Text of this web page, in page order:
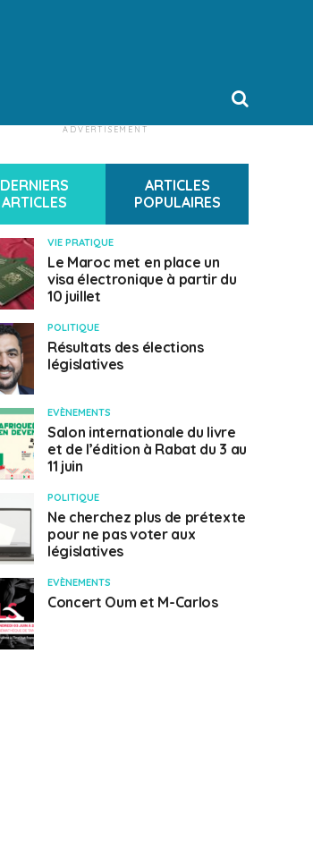
ADVERTISEMENT
DERNIERS
ARTICLES
ARTICLES
POPULAIRES
VIE PRATIQUE
Le Maroc met en place un
visa électronique à partir du
10 juillet
POLITIQUE
Résultats des élections
législatives
EVÈNEMENTS
Salon internationale du livre
et de l’édition à Rabat du 3 au
11 juin
POLITIQUE
Ne cherchez plus de prétexte
pour ne pas voter aux
législatives
EVÈNEMENTS
Concert Oum et M-Carlos